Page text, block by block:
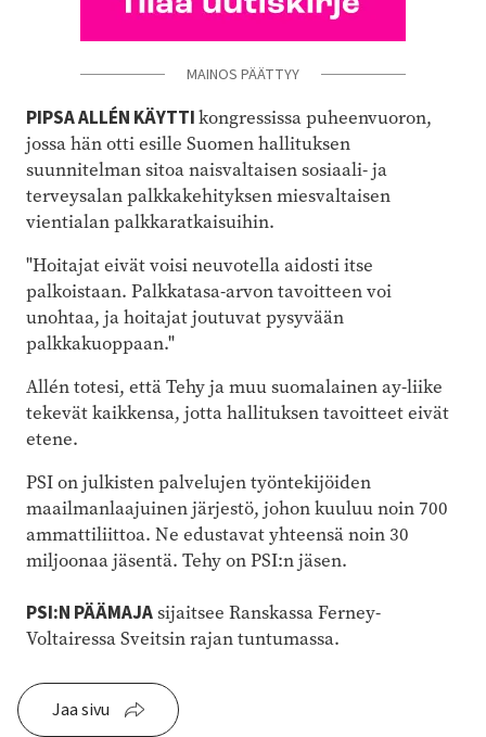
MAINOS PÄÄTTYY
PIPSA ALLÉN KÄYTTIkongressissa puheenvuoron,
jossa hän otti esille Suomen hallituksen
suunnitelman sitoa naisvaltaisen sosiaali- ja
terveysalan palkkakehityksen miesvaltaisen
vientialan palkkaratkaisuihin.
"Hoitajat eivät voisi neuvotella aidosti itse
palkoistaan. Palkkatasa-arvon tavoitteen voi
unohtaa, ja hoitajat joutuvat pysyvään
palkkakuoppaan."
Allén totesi, että Tehy ja muu suomalainen ay-liike
tekevät kaikkensa, jotta hallituksen tavoitteet eivät
etene.
PSI on julkisten palvelujen työntekijöiden
maailmanlaajuinen järjestö, johon kuuluu noin 700
ammattiliittoa. Ne edustavat yhteensä noin 30
miljoonaa jäsentä. Tehy on PSI:n jäsen.
PSI:N PÄÄMAJAsijaitsee Ranskassa Ferney-
Voltairessa Sveitsin rajan tuntumassa.
Jaa sivu